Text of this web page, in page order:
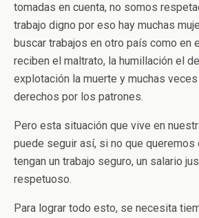
tomadas en cuenta, no somos
trabajo digno por eso hay muchas
buscar trabajos en otro país como en
reciben el maltrato, la humillación el
explotación la muerte y muchas
derechos por los patrones.
Pero esta situación que vive en
puede seguir así, si no que queremos
tengan un trabajo seguro, un salario
respetuoso.
Para lograr todo esto, se necesita